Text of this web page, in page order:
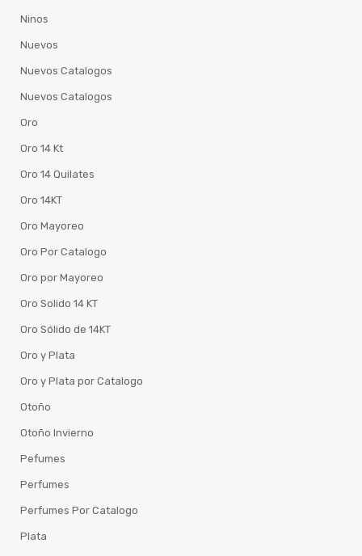
Ninos
Nuevos
Nuevos Catalogos
Nuevos Catalogos
Oro
Oro 14 Kt
Oro 14 Quilates
Oro 14KT
Oro Mayoreo
Oro Por Catalogo
Oro por Mayoreo
Oro Solido 14 KT
Oro Sólido de 14KT
Oro y Plata
Oro y Plata por Catalogo
Otoño
Otoño Invierno
Pefumes
Perfumes
Perfumes Por Catalogo
Plata